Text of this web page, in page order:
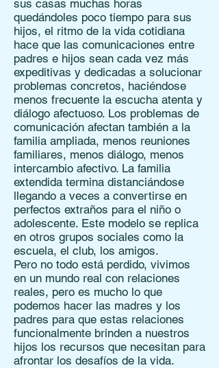
sus casas muchas horas
quedándoles poco tiempo para sus
hijos, el ritmo de la vida cotidiana
hace que las comunicaciones entre
padres e hijos sean cada vez más
expeditivas y dedicadas a solucionar
problemas concretos, haciéndose
menos frecuente la escucha atenta y
diálogo afectuoso. Los problemas de
comunicación afectan también a la
familia ampliada, menos reuniones
familiares, menos diálogo, menos
intercambio afectivo. La familia
extendida termina distanciándose
llegando a veces a convertirse en
perfectos extraños para el niño o
adolescente. Este modelo se replica
en otros grupos sociales como la
escuela, el club, los amigos.
Pero no todo está perdido, vivimos
en un mundo real con relaciones
reales, pero es mucho lo que
podemos hacer las madres y los
padres para que estas relaciones
funcionalmente brinden a nuestros
hijos los recursos que necesitan para
afrontar los desafíos de la vida.